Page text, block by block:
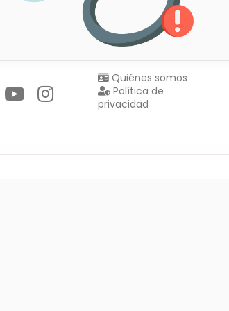
Quiénes somos
Política de
privacidad